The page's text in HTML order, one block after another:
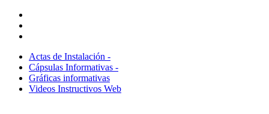
Actas de Instalación -
Cápsulas Informativas -
Gráficas informativas
Videos Instructivos Web